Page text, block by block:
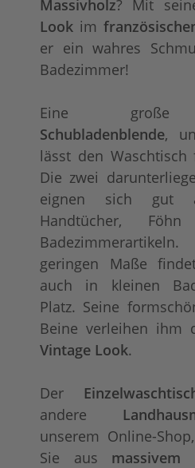
Massivholz? Mit
Look im
er ein wahres
Badezimmer!
Eine
Schubladenblende,
lässt den
Die zwei
eignen sich gut
Handtücher,
geringen Maße
auch in kleinen
Platz. Seine
Beine verleihen ihm
Vintage Look.
Der
andere
unserem Online-
Sie aus massivem